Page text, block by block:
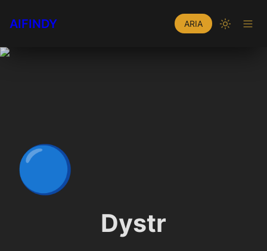
AIFINDY ARIA
🔵
Dystr